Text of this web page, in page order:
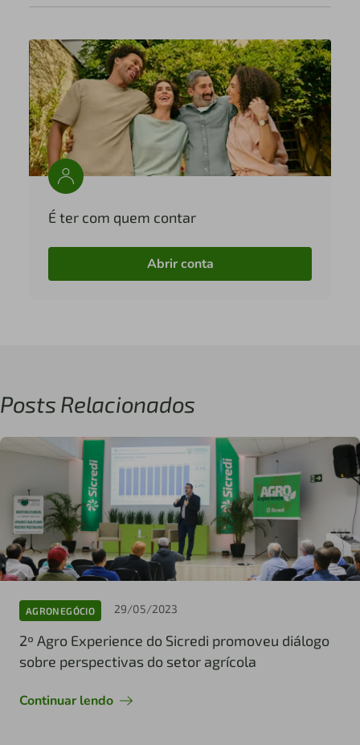
É ter com quem contar
Abrir conta
Posts Relacionados
AGRONEGÓCIO 29/05/2023
2º Agro Experience do Sicredi promoveu diálogo
sobre perspectivas do setor agrícola
Continuar lendo